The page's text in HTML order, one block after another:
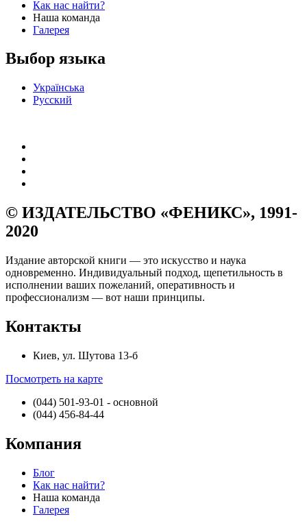
Как нас найти?
Наша команда
Галерея
Выбор языка
Українська
Русский
© ИЗДАТЕЛЬСТВО «ФЕНИКС», 1991-
2020
Издание авторской книги — это искусство и наука
одновременно. Индивидуальный подход, щепетильность в
исполнении ваших пожеланий, оперативность и
профессионализм — вот наши принципы.
Контакты
Киев, ул. Шутова 13-б
Посмотреть на карте
(044) 501-93-01 - основной
(044) 456-84-44
Компания
Блог
Как нас найти?
Наша команда
Галерея